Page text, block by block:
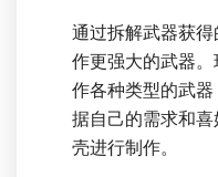
通过拆解武器获
作更强大的武器
作各种类型的武
据自己的需求和
壳进行制作。